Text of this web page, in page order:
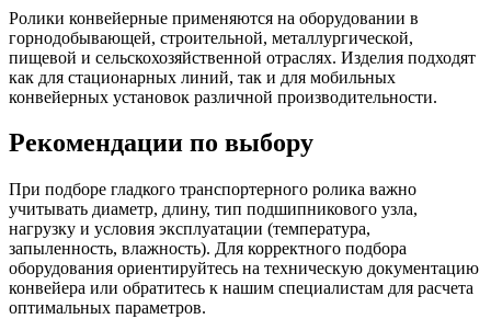
Ролики конвейерные применяются на оборудовании в
горнодобывающей, строительной, металлургической,
пищевой и сельскохозяйственной отраслях. Изделия подходят
как для стационарных линий, так и для мобильных
конвейерных установок различной производительности.
Рекомендации по выбору
При подборе гладкого транспортерного ролика важно
учитывать диаметр, длину, тип подшипникового узла,
нагрузку и условия эксплуатации (температура,
запыленность, влажность). Для корректного подбора
оборудования ориентируйтесь на техническую документацию
конвейера или обратитесь к нашим специалистам для расчета
оптимальных параметров.